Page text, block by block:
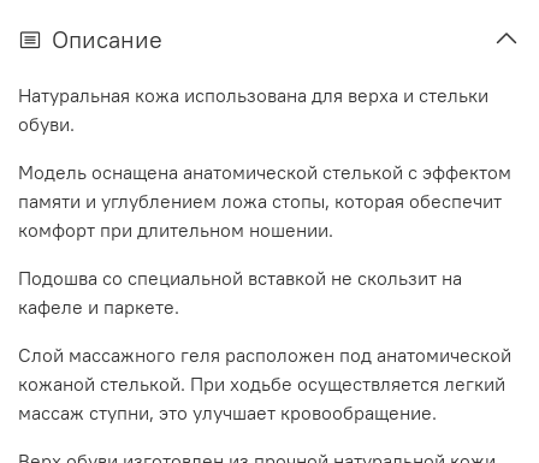
Описание
Натуральная кожа использована для верха и стельки
обуви.
Модель оснащена анатомической стелькой с эффектом
памяти и углублением ложа стопы, которая обеспечит
комфорт при длительном ношении.
Подошва со специальной вставкой не скользит на
кафеле и паркете.
Слой массажного геля расположен под анатомической
кожаной стелькой. При ходьбе осуществляется легкий
массаж ступни, это улучшает кровообращение.